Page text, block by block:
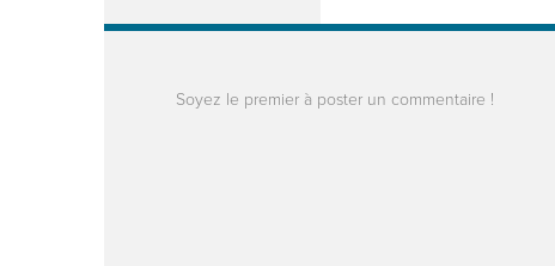
Soyez le premier à poster un commentaire !